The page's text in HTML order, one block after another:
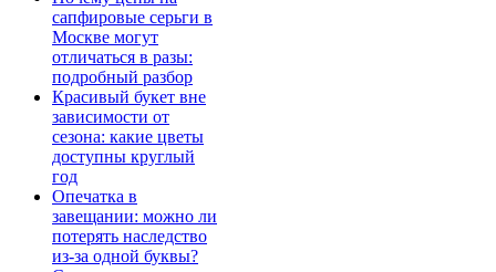
сапфировые серьги в
Москве могут
отличаться в разы:
подробный разбор
Красивый букет вне
зависимости от
сезона: какие цветы
доступны круглый
год
Опечатка в
завещании: можно ли
потерять наследство
из-за одной буквы?